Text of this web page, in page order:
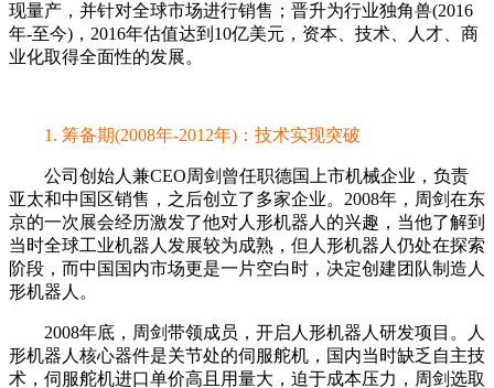
现量产，并针对全球市场进行销售；晋升为行业独角兽(2016
年-至今)，2016年估值达到10亿美元，资本、技术、人才、商
业化取得全面性的发展。
1. 筹备期(2008年-2012年)：技术实现突破
公司创始人兼CEO周剑曾任职德国上市机械企业，负责
亚太和中国区销售，之后创立了多家企业。2008年，周剑在东
京的一次展会经历激发了他对人形机器人的兴趣，当他了解到
当时全球工业机器人发展较为成熟，但人形机器人仍处在探索
阶段，而中国国内市场更是一片空白时，决定创建团队制造人
形机器人。
2008年底，周剑带领成员，开启人形机器人研发项目。人
形机器人核心器件是关节处的伺服舵机，国内当时缺乏自主技
术，伺服舵机进口单价高且用量大，迫于成本压力，周剑选取